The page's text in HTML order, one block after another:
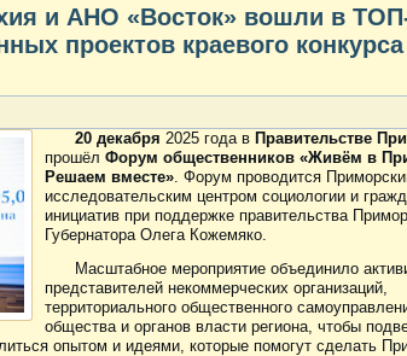
и АНО «Восток» вошли в
проектов краевого
20 декабря 2025 года в Правительстве
прошёл Форум общественников «Живём в
Решаем вместе». Форум проводится
исследовательским центром социологии и
инициатив при поддержке правительства
Губернатора Олега Кожемяко.
Масштабное мероприятие объединило
представителей некоммерческих организаций,
территориального общественного
общества и органов власти региона, чтобы
опытом и идеями, которые помогут сделать